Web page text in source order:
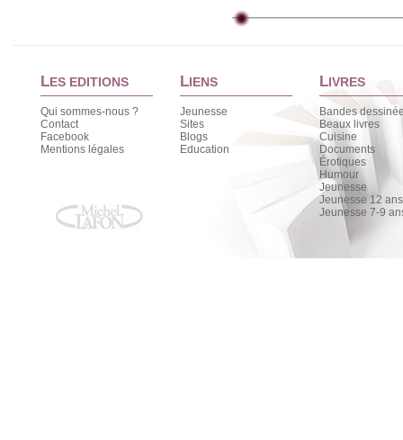
LES EDITIONS
Qui sommes-nous ?
Contact
Facebook
Mentions légales
LIENS
Jeunesse
Sites
Blogs
Education
LIVRES
Bandes
Beaux livres
Cuisine
Documents
Érotiques
Humour
Jeunesse
Jeunesse 12
Jeunesse 7-9